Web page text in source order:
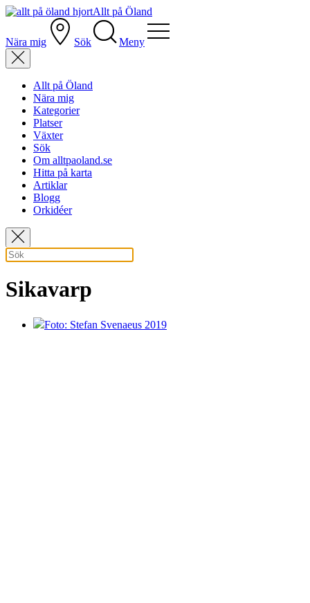
Allt på Öland
Nära mig Sök Meny
Allt på Öland
Nära mig
Kategorier
Platser
Växter
Sök
Om alltpaoland.se
Hitta på karta
Artiklar
Blogg
Orkidéer
Sikavarp
Foto: Stefan Svenaeus 2019